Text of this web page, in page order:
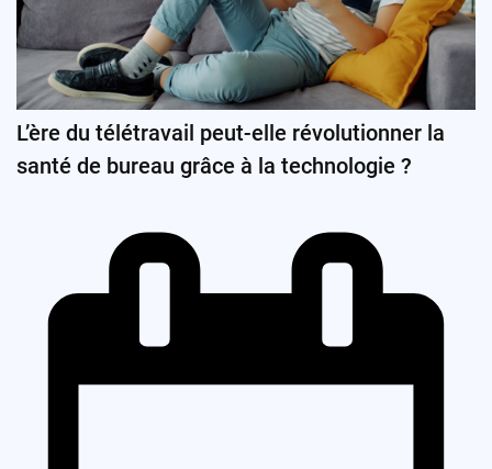
L’ère du télétravail peut-elle révolutionner la
santé de bureau grâce à la technologie ?